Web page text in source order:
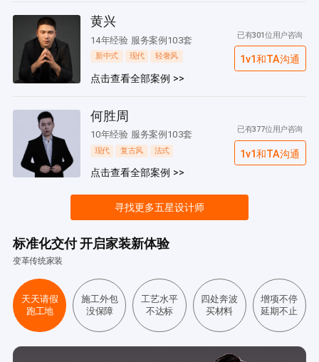
黄兴
14年经验 服务案例103套
新中式 现代 轻奢风
点击查看全部案例 >>
已有301位用户咨询
1v1和TA沟通
何胜周
10年经验 服务案例103套
现代 复古风 法式
点击查看全部案例 >>
已有377位用户咨询
1v1和TA沟通
寻找更多五星设计师
标准化交付 开启家装新体验
变革传统家装
天天请假
跑工地
施工外包
没保障
工艺水平
不达标
四处奔波
买材料
增项不停
延期不止